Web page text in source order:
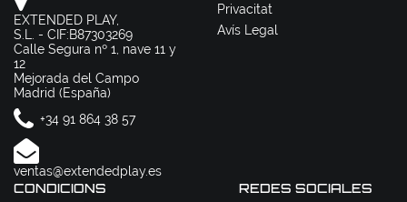
EXTENDED PLAY,
S.L. - CIF:B87303269
Calle Segura nº 1, nave 11 y
12
Mejorada del Campo
Madrid (España)
+34 91 864 38 57
ventas@extendedplay.es
Privacitat
Avís Legal
CONDICIONS REDES SOCIALES